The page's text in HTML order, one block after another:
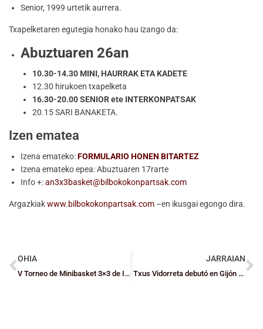
Senior, 1999 urtetik aurrera.
Txapelketaren egutegia honako hau izango da:
Abuztuaren 26an
10.30-14.30 MINI, HAURRAK ETA KADETE
12.30 hirukoen txapelketa
16.30-20.00 SENIOR ete INTERKONPATSAK
20.15 SARI BANAKETA.
Izen ematea
Izena emateko:FORMULARIO HONEN BITARTEZ
Izena emateko epea: Abuztuaren 17rarte
Info +:an3x3basket@bilbokokonpartsak.com
Argazkiakwww.bilbokokonpartsak.com –en ikusgai egongo dira.
OHIA
V Torneo de Minibasket 3×3 de Indar-Saski
JARRAIAN
Txus Vidorreta debutó en Gijón con la selección absoluta